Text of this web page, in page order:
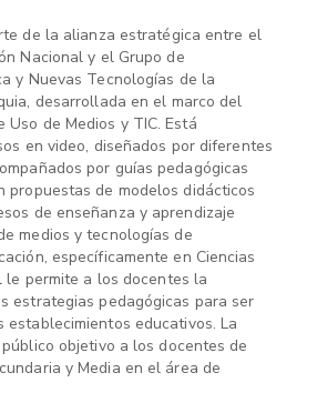
de la alianza estratégica entre el
Nacional y el Grupo de
y Nuevas Tecnologías de la
desarrollada en el marco del
Uso de Medios y TIC. Está
en video, diseñados por diferentes
por guías pedagógicas
propuestas de modelos didácticos
de enseñanza y aprendizaje
medios y tecnologías de
específicamente en Ciencias
le permite a los docentes la
estrategias pedagógicas para ser
establecimientos educativos. La
objetivo a los docentes de
y Media en el área de